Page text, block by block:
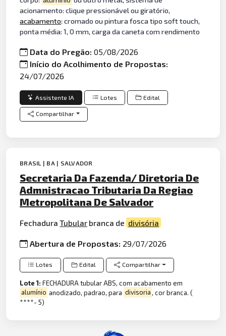
acionamento: clique pressionável ou giratório,
acabamento: cromado ou pintura fosca tipo soft touch,
ponta média: 1, 0 mm, carga da caneta com rendimento
Data do Pregão:05/08/2026
Início do Acolhimento de Propostas:
24/07/2026
Assistente IA Lotes Edital
Compartilhar
BRASIL | BA | SALVADOR
Secretaria Da Fazenda/ Diretoria De
Admnistracao Tributaria Da Regiao
Metropolitana De Salvador
FechaduraTubular branca de divisória
Abertura de Propostas: 29/07/2026
Lotes Edital Compartilhar
Lote 1:FECHADURA tubular ABS, com acabamento em
alumínio anodizado, padrao, para divisoria, cor branca. (
****- 5)